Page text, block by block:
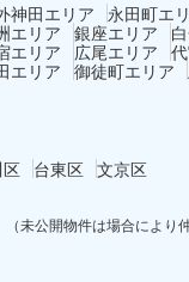
神田エリア
永田町エ
エリア 銀座エリア
エリア 広尾エリア
エリア 御徒町エリア
台東区 文京区
未公開物件は場合により